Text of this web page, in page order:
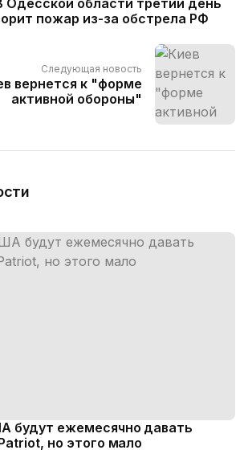
Одесской области третий день
пожар из-за обстрела РФ
Следующая новость
вернется к "форме
активной обороны"
будут ежемесячно давать
но этого мало